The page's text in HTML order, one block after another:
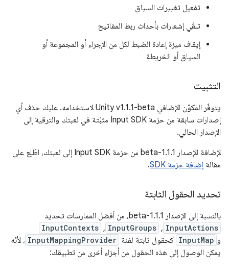
تفعيل تغييرات السياق
تلقّي إشعارات بأحداث ربط المفاتيح
إيقاف ميزة إعادة الضبط لكل من الإجراء أو المجموعة أو
السياق أو الخريطة
التثبيت
يتوفّر المكوّن الإضافي Unity v1.1.1-beta لاستخدامه. عليك حذف أي
إصدارات سابقة من حزمة Input SDK مثبّتة في لعبتك والترقية إلى
الإصدار الحالي.
لإضافة الإصدار 1.1.1-beta من حزمة Input SDK إلى لعبتك، اطّلِع على
مقالة إضافة حزمة SDK .
تحديد الحقول الثابتة
بالنسبة إلى الإصدار 1.1.1-beta، من أفضل الممارسات تحديد
InputActions
,
InputGroups
,
InputContexts
و InputMap كحقول ثابتة لفئة InputMappingProvider ، لأنّه
يمكن الوصول إلى هذه الحقول من أجزاء أخرى من تطبيقك: